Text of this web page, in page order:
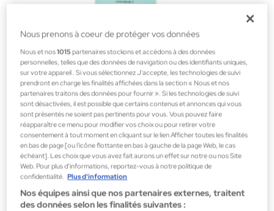
Vichy
Démaquillant apaisant pour les yeux 100Ml
Nettoyage du visage Parapharmacie
7,20 €
Nous prenons à coeur de protéger vos données
Nous et nos1015 partenaires stockons et accédons à des données
personnelles, telles que des données de navigation ou des identifiants uniques,
sur votre appareil . Si vous sélectionnez J'accepte, les technologies de suivi
prendront en charge les finalités affichées dans la section « Nous et nos
partenaires traitons des données pour fournir ». Si les technologies de suivi
sont désactivées, il est possible que certains contenus et annonces qui vous
sont présentés ne soient pas pertinents pour vous. Vous pouvez faire
réapparaître ce menu pour modifier vos choix ou pour retirer votre
consentement à tout moment en cliquant sur le lien Afficher toutes les finalités
en bas de page [ou l'icône flottante en bas à gauche de la page Web, le cas
échéant]. Les choix que vous avez fait aurons un effet sur notre ou nos Site
Web. Pour plus d’informations, reportez-vous à notre politique de
confidentialité. Plus d'information
Nos équipes ainsi que nos partenaires externes, traitent
des données selon les finalités suivantes :